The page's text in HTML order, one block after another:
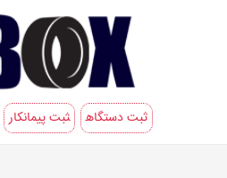
ثبت دستگاه ثبت پیمانکار